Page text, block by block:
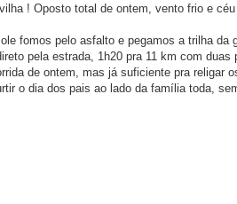
! Oposto total de ontem, vento frio e
fomos pelo asfalto e pegamos a trilha
pela estrada, 1h20 pra 11 km com
de ontem, mas já suficiente pra religar
o dia dos pais ao lado da família toda,